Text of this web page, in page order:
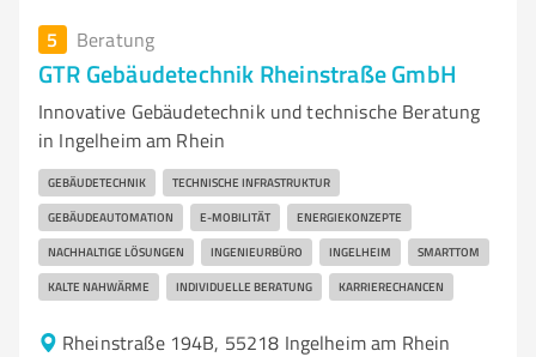
5 Beratung
GTR Gebäudetechnik Rheinstraße GmbH
Innovative Gebäudetechnik und technische Beratung
in Ingelheim am Rhein
GEBÄUDETECHNIK TECHNISCHE INFRASTRUKTUR
GEBÄUDEAUTOMATION E-MOBILITÄT ENERGIEKONZEPTE
NACHHALTIGE LÖSUNGEN INGENIEURBÜRO INGELHEIM SMARTTOM
KALTE NAHWÄRME INDIVIDUELLE BERATUNG KARRIERECHANCEN
Rheinstraße 194B, 55218 Ingelheim am Rhein